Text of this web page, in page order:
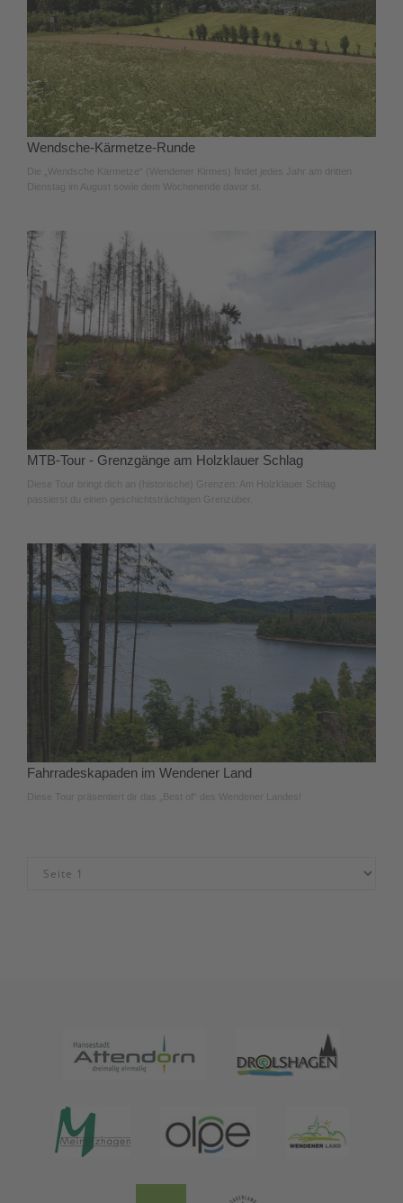
Wendsche-Kärmetze-Runde
Die „Wendsche Kärmetze“ (Wendener Kirmes) findet jedes Jahr am dritten
Dienstag im August sowie dem Wochenende davor st.
MTB-Tour - Grenzgänge am Holzklauer Schlag
Diese Tour bringt dich an (historische) Grenzen: Am Holzklauer Schlag
passierst du einen geschichtsträchtigen Grenzüber.
Fahrradeskapaden im Wendener Land
Diese Tour präsentiert dir das „Best of“ des Wendener Landes!